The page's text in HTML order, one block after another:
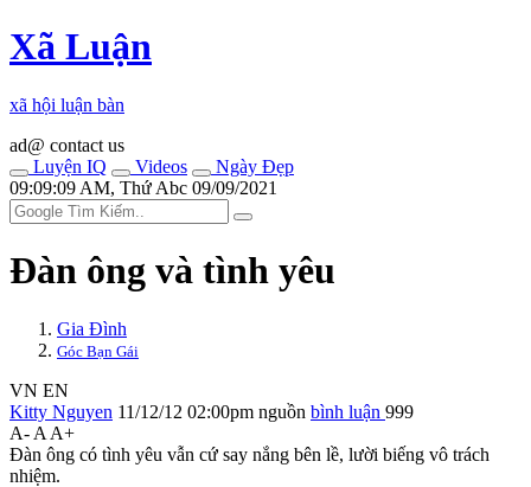
Xã Luận
xã hội luận bàn
ad@ contact us
Luyện IQ
Videos
Ngày Đẹp
09:09:09 AM, Thứ Abc 09/09/2021
Đàn ông và tình yêu
Gia Đình
Góc Bạn Gái
VN EN
Kitty Nguyen 11/12/12 02:00pm nguồn bình luận 999
A- A A+
Đàn ông có tình yêu vẫn cứ say nắng bên lề, lười biếng vô trách
nhiệm.